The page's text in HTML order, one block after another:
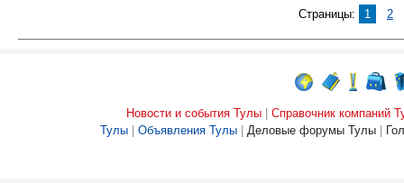
Страницы: 1 2
Новости и события Тулы
Справочник компаний
Тулы
Объявления Тулы Деловые форумы Тулы